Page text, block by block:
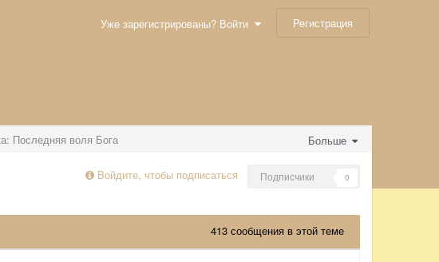
Уже зарегистрированы? Войти Регистрация
Больше
Последняя воля Бога
Войдите, чтобы подписаться Подписчики 0
413 сообщения в этой теме